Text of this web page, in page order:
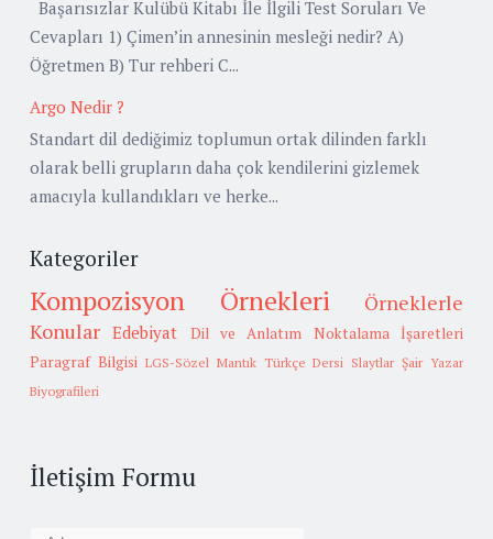
Başarısızlar Kulübü Kitabı İle İlgili Test Soruları Ve
Cevapları 1) Çimen’in annesinin mesleği nedir? A)
Öğretmen B) Tur rehberi C...
Argo Nedir ?
Standart dil dediğimiz toplumun ortak dilinden farklı
olarak belli grupların daha çok kendilerini gizlemek
amacıyla kullandıkları ve herke...
Kategoriler
Kompozisyon Örnekleri
Örneklerle
Konular Edebiyat Dil ve Anlatım
Noktalama İşaretleri
Paragraf Bilgisi LGS-Sözel Mantık Türkçe Dersi Slaytlar Şair Yazar
Biyografileri
İletişim Formu